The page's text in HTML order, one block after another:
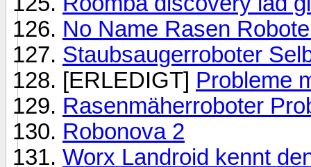
No Name Rasen
Staubsaugerroboter
[ERLEDIGT] Probleme
Rasenmäherroboter
Robonova 2
Worx Landroid kennt